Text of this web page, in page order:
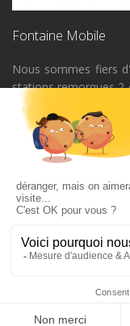
Fontaine Mobile
Nous sommes fiers
stations remorques 2
gourdes. Notre
fraîche tout en
en réduisant
jetables lors de vos
rassemblement ou
stations sont
d'hydratation.
Appelez-nous au
Tous droits réservés ©